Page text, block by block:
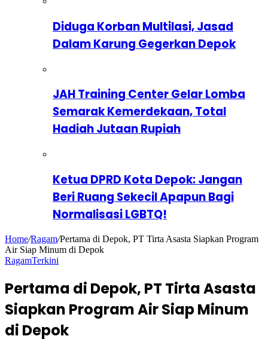
Diduga Korban Multilasi, Jasad
Dalam Karung Gegerkan Depok
JAH Training Center Gelar Lomba
Semarak Kemerdekaan, Total
Hadiah Jutaan Rupiah
Ketua DPRD Kota Depok: Jangan
Beri Ruang Sekecil Apapun Bagi
Normalisasi LGBTQ!
Home/Ragam/Pertama di Depok, PT Tirta Asasta Siapkan Program
Air Siap Minum di Depok
RagamTerkini
Pertama di Depok, PT Tirta Asasta
Siapkan Program Air Siap Minum
di Depok